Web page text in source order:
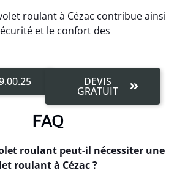
roulant à Cézac contribue ainsi
et le confort des
DEVIS
GRATUIT
FAQ
roulant peut-il nécessiter une
roulant à Cézac ?